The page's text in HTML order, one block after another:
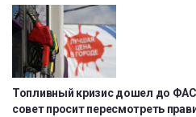
Топливный кризис дошел до
совет просит пересмотреть